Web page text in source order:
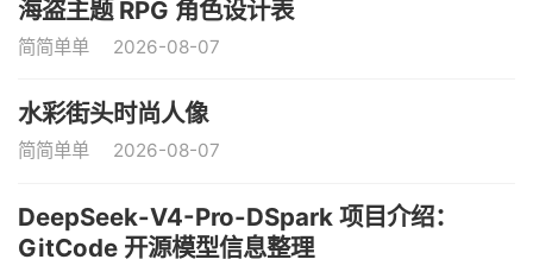
海盗主题 RPG 角色设计表
简简单单 2026-08-07
水彩街头时尚人像
简简单单 2026-08-07
DeepSeek-V4-Pro-DSpark 项目介绍：
GitCode 开源模型信息整理